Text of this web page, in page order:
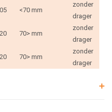
<70 mm
zonder
drager
70> mm
zonder
drager
70> mm
zonder
drager